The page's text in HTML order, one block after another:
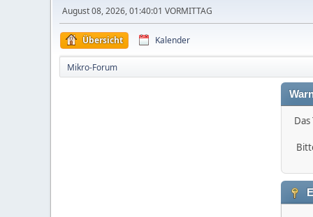
August 08, 2026, 01:40:01 VORMITTAG
Übersicht Kalender
Mikro-Forum